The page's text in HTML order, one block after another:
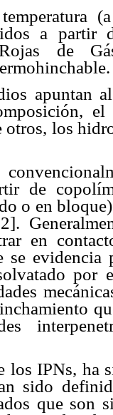
a partir
de
apuntan
otros, los
de
o en
en
se
por
los IPNs, ha
sido
que son